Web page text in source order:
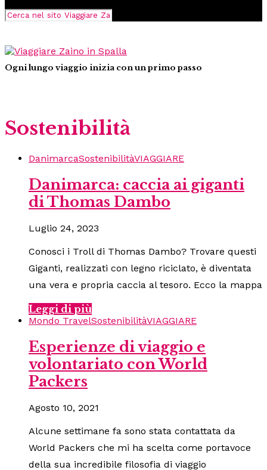
Ogni lungo viaggio inizia con un primo passo
Sostenibilità
DanimarcaSostenibilitàVIAGGIARE
Danimarca: caccia ai giganti
di Thomas Dambo
Luglio 24, 2023
Conosci i Troll di Thomas Dambo? Trovare questi
Giganti, realizzati con legno riciclato, è diventata
una vera e propria caccia al tesoro. Ecco la mappa
Leggi di più
Mondo TravelSostenibilitàVIAGGIARE
Esperienze di viaggio e
volontariato con World
Packers
Agosto 10, 2021
Alcune settimane fa sono stata contattata da
World Packers che mi ha scelta come portavoce
della sua incredibile filosofia di viaggio